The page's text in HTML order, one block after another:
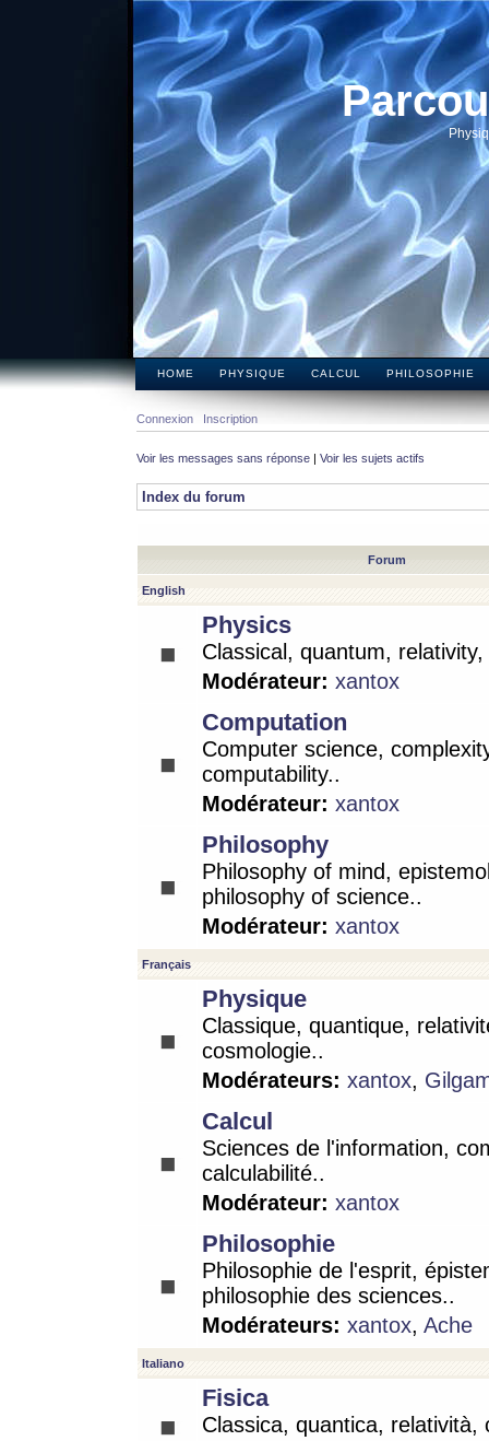
HOME PHYSIQUE CALCUL PHILOSOPHIE
Connexion Inscription
Voir les messages sans réponse | Voir les sujets actifs
Index du forum
Forum
English
Physics
Classical, quantum,
Modérateur: xantox
Computation
Computer science,
computability..
Modérateur: xantox
Philosophy
Philosophy of mind,
philosophy of science..
Modérateur: xantox
Français
Physique
Classique, quantique,
cosmologie..
Modérateurs: xantox,
Calcul
Sciences de l'information,
calculabilité..
Modérateur: xantox
Philosophie
Philosophie de l'esprit,
philosophie des sciences..
Modérateurs: xantox, Ache
Italiano
Fisica
Classica, quantica, relatività,